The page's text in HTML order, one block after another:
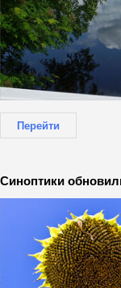
Перейти
Синоптики